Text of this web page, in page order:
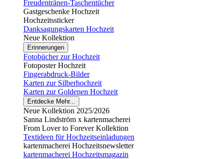
Freudentränen-Taschentücher
Gastgeschenke Hochzeit
Hochzeitssticker
Danksagungskarten Hochzeit
Neue Kollektion
Erinnerungen
Fotobücher zur Hochzeit
Fotoposter Hochzeit
Fingerabdruck-Bilder
Karten zur Silberhochzeit
Karten zur Goldenen Hochzeit
Entdecke Mehr...
Neue Kollektion 2025/2026
Sanna Lindström x kartenmacherei
From Lover to Forever Kollektion
Textideen für Hochzeitseinladungen
kartenmacherei Hochzeitsnewsletter
kartenmacherei Hochzeitsmagazin